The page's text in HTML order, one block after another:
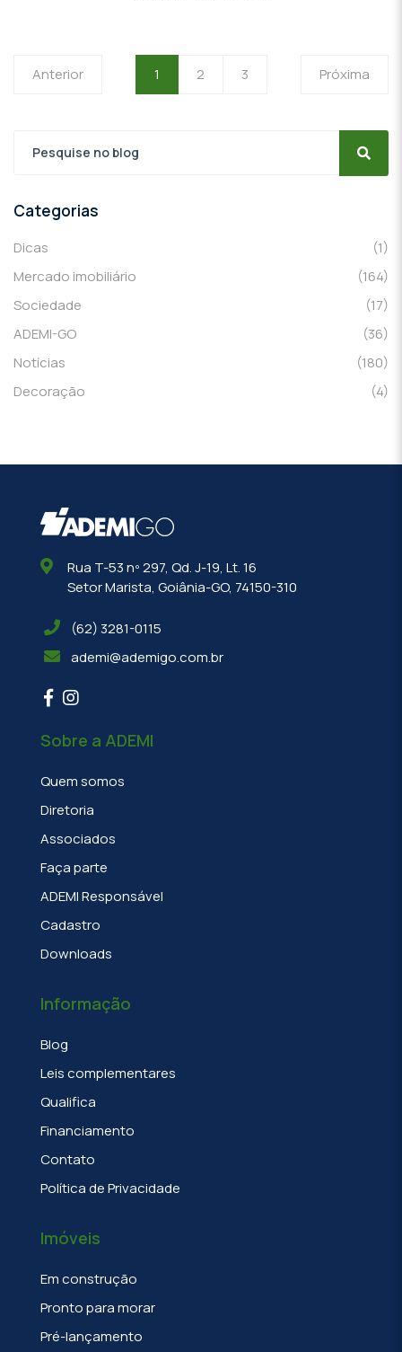
Anterior 1 2 3 Próxima
Categorias
Dicas
(1)
Mercado imobiliário
(164)
Sociedade
(17)
ADEMI-GO
(36)
Notícias
(180)
Decoração
(4)
Rua T-53 nº 297, Qd. J-19, Lt. 16
Setor Marista, Goiânia-GO, 74150-310
(62) 3281-0115
ademi@ademigo.com.br
Sobre a ADEMI
Quem somos
Diretoria
Associados
Faça parte
ADEMI Responsável
Cadastro
Downloads
Informação
Blog
Leis complementares
Qualifica
Financiamento
Contato
Política de Privacidade
Imóveis
Em construção
Pronto para morar
Pré-lançamento